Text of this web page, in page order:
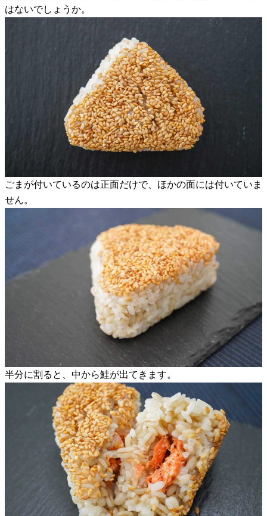
はないでしょうか。
ごまが付いているのは正面だけで、ほかの面には付いていま
せん。
半分に割ると、中から鮭が出てきます。